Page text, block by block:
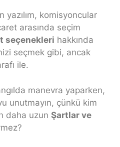
yazılım, komisyoncular
arasında seçim
seçenekleri hakkında
seçmek gibi, ancak
ile.
manevra yaparken,
unutmayın, çünkü kim
daha uzun Şartlar ve